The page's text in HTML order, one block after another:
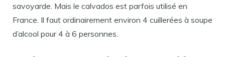
savoyarde. Mais le calvados est parfois utilisé en
France. Il faut ordinairement environ 4 cuillerées à soupe
d’alcool pour 4 à 6 personnes.